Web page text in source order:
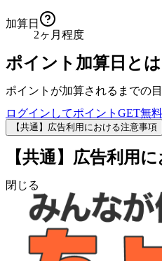
加算日
2ヶ月程度
ポイント加算日とは
ポイントが加算されるまでの
ログインしてポイントGET無
【共通】広告利用における注意事項
【共通】広告利用
閉じる